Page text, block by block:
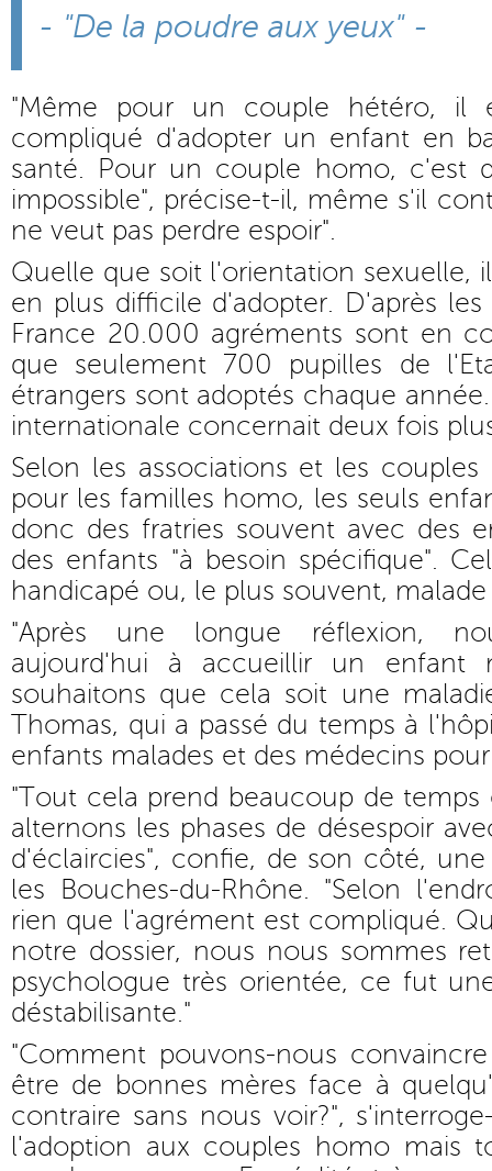
- "De la poudre aux yeux" -
"Même pour un couple hétéro, il
compliqué d'adopter un enfant en
santé. Pour un couple homo, c'est
impossible", précise-t-il, même s'il
ne veut pas perdre espoir".
Quelle que soit l'orientation sexuelle,
en plus difficile d'adopter. D'après
France 20.000 agréments sont en
que seulement 700 pupilles de
étrangers sont adoptés chaque
internationale concernait deux fois
Selon les associations et les couples
pour les familles homo, les seuls
donc des fratries souvent avec des
des enfants "à besoin spécifique".
handicapé ou, le plus souvent, malade
"Après une longue réflexion,
aujourd'hui à accueillir un enfant
souhaitons que cela soit une
Thomas, qui a passé du temps à
enfants malades et des médecins
"Tout cela prend beaucoup de
alternons les phases de désespoir
d'éclaircies", confie, de son côté,
les Bouches-du-Rhône. "Selon
rien que l'agrément est compliqué.
notre dossier, nous nous sommes
psychologue très orientée, ce fut
déstabilisante."
"Comment pouvons-nous
être de bonnes mères face à
contraire sans nous voir?",
l'adoption aux couples homo mais